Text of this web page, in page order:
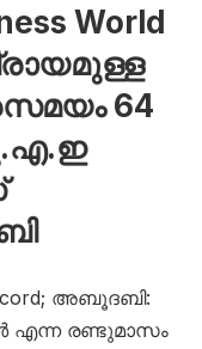
World
64
അബൂദബി:
എന്ന രണ്ടുമാസം